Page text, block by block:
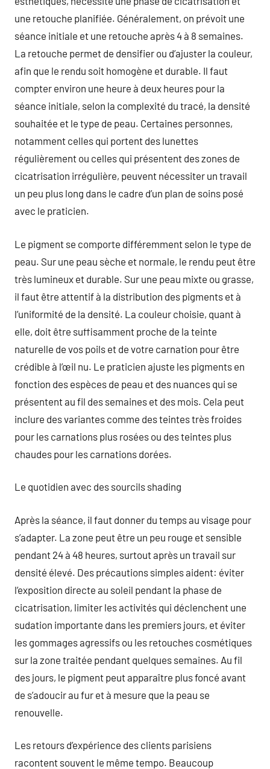
une retouche planifiée. Généralement, on prévoit une
séance initiale et une retouche après 4 à 8 semaines.
La retouche permet de densifier ou d’ajuster la couleur,
afin que le rendu soit homogène et durable. Il faut
compter environ une heure à deux heures pour la
séance initiale, selon la complexité du tracé, la densité
souhaitée et le type de peau. Certaines personnes,
notamment celles qui portent des lunettes
régulièrement ou celles qui présentent des zones de
cicatrisation irrégulière, peuvent nécessiter un travail
un peu plus long dans le cadre d’un plan de soins posé
avec le praticien.
Le pigment se comporte différemment selon le type de
peau. Sur une peau sèche et normale, le rendu peut être
très lumineux et durable. Sur une peau mixte ou grasse,
il faut être attentif à la distribution des pigments et à
l’uniformité de la densité. La couleur choisie, quant à
elle, doit être suffisamment proche de la teinte
naturelle de vos poils et de votre carnation pour être
crédible à l’œil nu. Le praticien ajuste les pigments en
fonction des espèces de peau et des nuances qui se
présentent au fil des semaines et des mois. Cela peut
inclure des variantes comme des teintes très froides
pour les carnations plus rosées ou des teintes plus
chaudes pour les carnations dorées.
Le quotidien avec des sourcils shading
Après la séance, il faut donner du temps au visage pour
s’adapter. La zone peut être un peu rouge et sensible
pendant 24 à 48 heures, surtout après un travail sur
densité élevé. Des précautions simples aident: éviter
l’exposition directe au soleil pendant la phase de
cicatrisation, limiter les activités qui déclenchent une
sudation importante dans les premiers jours, et éviter
les gommages agressifs ou les retouches cosmétiques
sur la zone traitée pendant quelques semaines. Au fil
des jours, le pigment peut apparaître plus foncé avant
de s’adoucir au fur et à mesure que la peau se
renouvelle.
Les retours d’expérience des clients parisiens
racontent souvent le même tempo. Beaucoup